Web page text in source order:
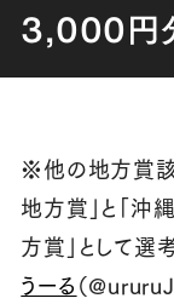
3,000円
※他の地方賞該
地方賞」と「沖
方賞」として選
うーる（